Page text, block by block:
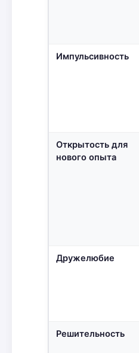
Импульсивность
Открытость для
нового опыта
Дружелюбие
Решительность